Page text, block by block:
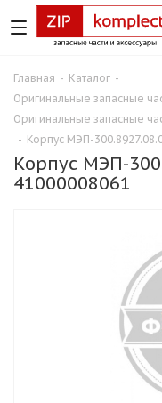
Главная - Каталог -
Оригинальные запасные
Оригинальные запасные
- Корпус МЭП-
Корпус МЭП-
41000008061